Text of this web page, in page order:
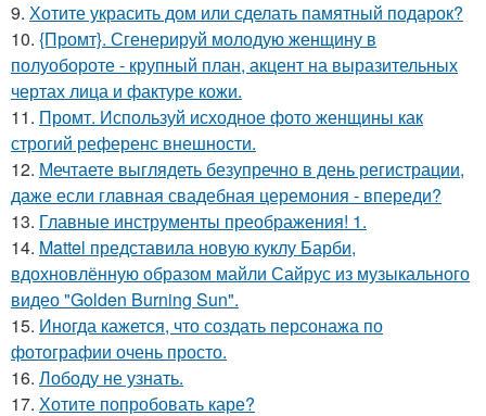
9. Хотите украсить дом или сделать памятный подарок?
10. {Промт}. Сгенерируй молодую женщину в
полуобороте - крупный план, акцент на выразительных
чертах лица и фактуре кожи.
11. Промт. Используй исходное фото женщины как
строгий референс внешности.
12. Мечтаете выглядеть безупречно в день регистрации,
даже если главная свадебная церемония - впереди?
13. Главные инструменты преображения! 1.
14. Mattel представила новую куклу Барби,
вдохновлённую образом майли Сайрус из музыкального
видео "Golden Burning Sun".
15. Иногда кажется, что создать персонажа по
фотографии очень просто.
16. Лободу не узнать.
17. Хотите попробовать каре?